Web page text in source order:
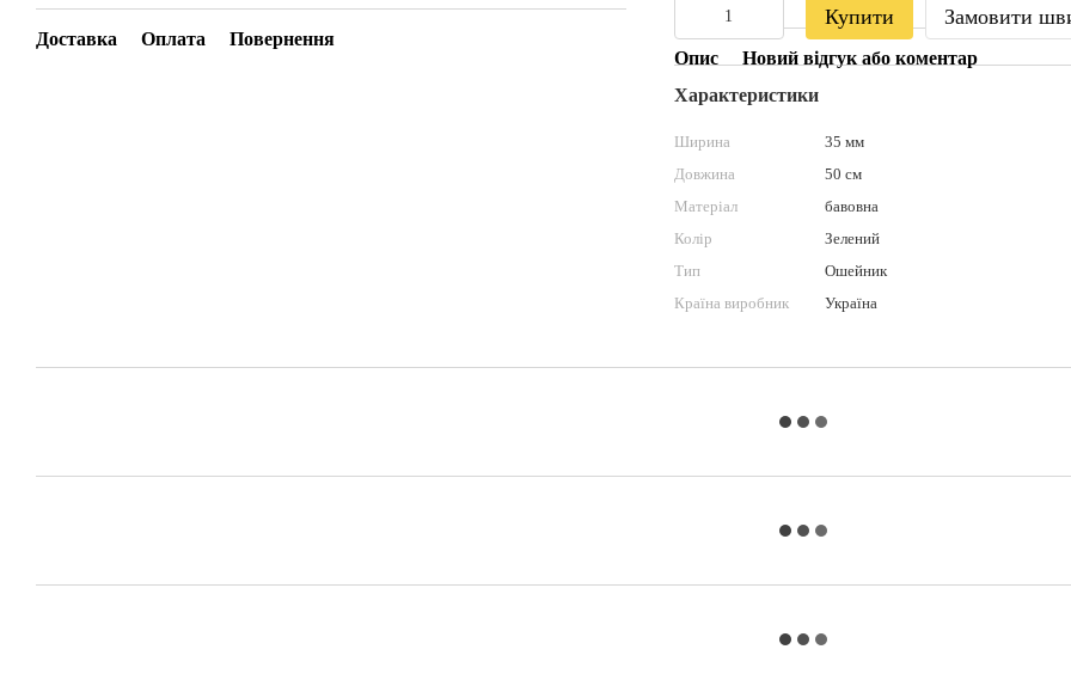
Доставка Оплата Повернення
Купити Замовити
Опис
Новий відгук або коментар
Характеристики
Ширина
35 мм
Довжина
50 см
Матеріал
бавовна
Колір
Зелений
Тип
Ошейник
Країна виробник
Україна